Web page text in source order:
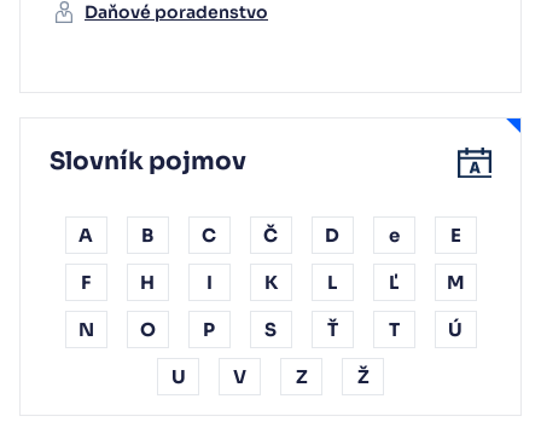
Daňové poradenstvo
Slovník pojmov
A B C Č D e E
F H I K L Ľ M
N O P S Ť T Ú
U V Z Ž